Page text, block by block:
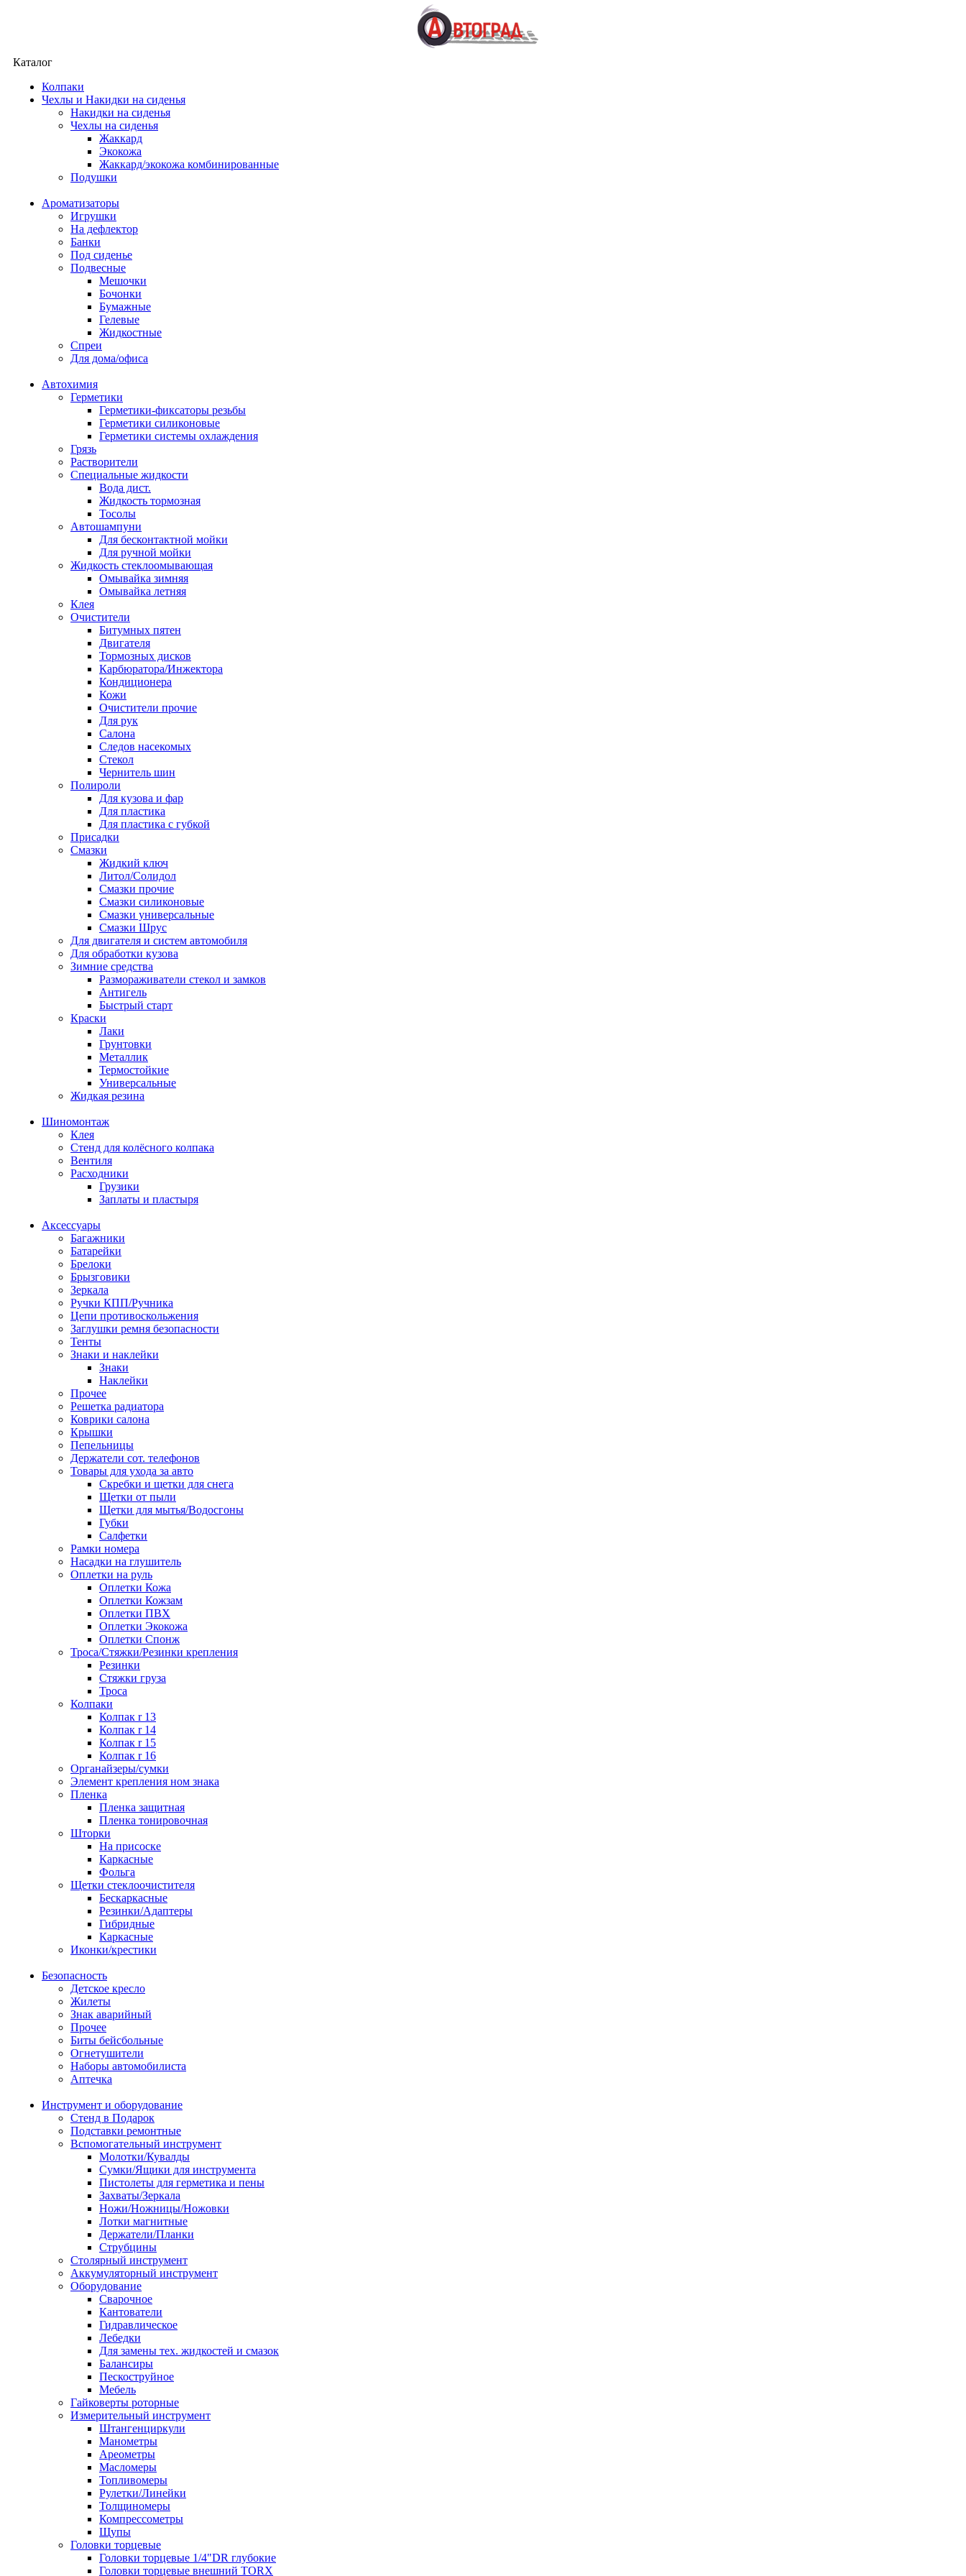
Каталог
Колпаки
Чехлы и Накидки на сиденья
Накидки на сиденья
Чехлы на сиденья
Жаккард
Экокожа
Жаккард/экокожа комбинированные
Подушки
Ароматизаторы
Игрушки
На дефлектор
Банки
Под сиденье
Подвесные
Мешочки
Бочонки
Бумажные
Гелевые
Жидкостные
Спреи
Для дома/офиса
Автохимия
Герметики
Герметики-фиксаторы резьбы
Герметики силиконовые
Герметики системы охлаждения
Грязь
Растворители
Специальные жидкости
Вода дист.
Жидкость тормозная
Тосолы
Автошампуни
Для бесконтактной мойки
Для ручной мойки
Жидкость стеклоомывающая
Омывайка зимняя
Омывайка летняя
Клея
Очистители
Битумных пятен
Двигателя
Тормозных дисков
Карбюратора/Инжектора
Кондиционера
Кожи
Очистители прочие
Для рук
Салона
Следов насекомых
Стекол
Чернитель шин
Полироли
Для кузова и фар
Для пластика
Для пластика с губкой
Присадки
Смазки
Жидкий ключ
Литол/Солидол
Смазки прочие
Смазки силиконовые
Смазки универсальные
Смазки Шрус
Для двигателя и систем автомобиля
Для обработки кузова
Зимние средства
Размораживатели стекол и замков
Антигель
Быстрый старт
Краски
Лаки
Грунтовки
Металлик
Термостойкие
Универсальные
Жидкая резина
Шиномонтаж
Клея
Стенд для колёсного колпака
Вентиля
Расходники
Грузики
Заплаты и пластыря
Аксессуары
Багажники
Батарейки
Брелоки
Брызговики
Зеркала
Ручки КПП/Ручника
Цепи противоскольжения
Заглушки ремня безопасности
Тенты
Знаки и наклейки
Знаки
Наклейки
Прочее
Решетка радиатора
Коврики салона
Крышки
Пепельницы
Держатели сот. телефонов
Товары для ухода за авто
Скребки и щетки для снега
Щетки от пыли
Щетки для мытья/Водосгоны
Губки
Салфетки
Рамки номера
Насадки на глушитель
Оплетки на руль
Оплетки Кожа
Оплетки Кожзам
Оплетки ПВХ
Оплетки Экокожа
Оплетки Спонж
Троса/Стяжки/Резинки крепления
Резинки
Стяжки груза
Троса
Колпаки
Колпак r 13
Колпак r 14
Колпак r 15
Колпак r 16
Органайзеры/сумки
Элемент крепления ном знака
Пленка
Пленка защитная
Пленка тонировочная
Шторки
На присоске
Каркасные
Фольга
Щетки стеклоочистителя
Бескаркасные
Резинки/Адаптеры
Гибридные
Каркасные
Иконки/крестики
Безопасность
Детское кресло
Жилеты
Знак аварийный
Прочее
Биты бейсбольные
Огнетушители
Наборы автомобилиста
Аптечка
Инструмент и оборудование
Стенд в Подарок
Подставки ремонтные
Вспомогательный инструмент
Молотки/Кувалды
Сумки/Ящики для инструмента
Пистолеты для герметика и пены
Захваты/Зеркала
Ножи/Ножницы/Ножовки
Лотки магнитные
Держатели/Планки
Струбцины
Столярный инструмент
Аккумуляторный инструмент
Оборудование
Сварочное
Кантователи
Гидравлическое
Лебедки
Для замены тех. жидкостей и смазок
Балансиры
Пескоструйное
Мебель
Гайковерты роторные
Измерительный инструмент
Штангенциркули
Манометры
Ареометры
Масломеры
Топливомеры
Рулетки/Линейки
Толщиномеры
Компрессометры
Щупы
Головки торцевые
Головки торцевые 1/4"DR глубокие
Головки торцевые внешний TORX